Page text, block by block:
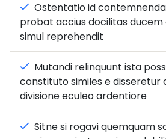
Ostentatio id
probat accius docilitas ducem
simul reprehendit
Mutandi relinquunt ista
constituto similes e disseretur
divisione eculeo ardentiore
Sitne si rogavi quemquam